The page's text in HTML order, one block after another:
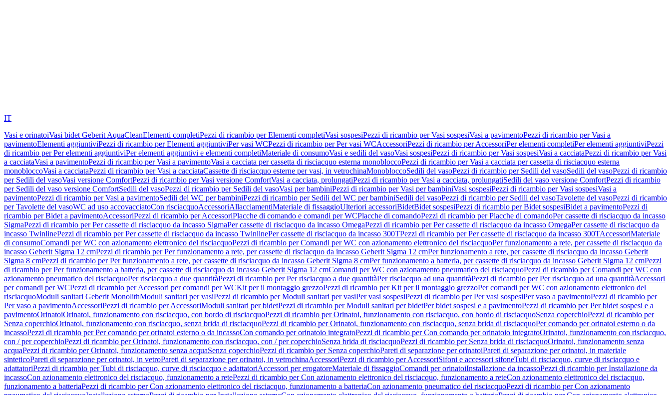
IT
Vasi e orinatoiVasi bidet Geberit AquaCleanElementi completiPezzi di ricambio per Elementi completiVasi sospesiPezzi di ricambio per Vasi sospesiVasi a pavimentoPezzi di ricambio per Vasi a
pavimentoElementi aggiuntiviPezzi di ricambio per Elementi aggiuntiviPer vasi WCPezzi di ricambio per Per vasi WCAccessoriPezzi di ricambio per AccessoriPer elementi completiPer elementi aggiuntiviPezzi
di ricambio per Per elementi aggiuntiviPer elementi aggiuntivi e elementi completiMateriale di consumoVasi e sedili del vasoVasi sospesiPezzi di ricambio per Vasi sospesiVasi a cacciataPezzi di ricambio per Vasi
a cacciataVasi a pavimentoPezzi di ricambio per Vasi a pavimentoVasi a cacciata per cassetta di risciacquo esterna monobloccoPezzi di ricambio per Vasi a cacciata per cassetta di risciacquo esterna
monobloccoVasi a cacciataPezzi di ricambio per Vasi a cacciataCassette di risciacquo esterne per vasi, in vetrochinaMonobloccoSedili del vasoPezzi di ricambio per Sedili del vasoSedili del vasoPezzi di ricambio
per Sedili del vasoVasi versione ComfortPezzi di ricambio per Vasi versione ComfortVasi a cacciata, prolungatiPezzi di ricambio per Vasi a cacciata, prolungatiSedili del vaso versione ComfortPezzi di ricambio
per Sedili del vaso versione ComfortSedili del vasoPezzi di ricambio per Sedili del vasoVasi per bambiniPezzi di ricambio per Vasi per bambiniVasi sospesiPezzi di ricambio per Vasi sospesiVasi a
pavimentoPezzi di ricambio per Vasi a pavimentoSedili del WC per bambiniPezzi di ricambio per Sedili del WC per bambiniSedili del vasoPezzi di ricambio per Sedili del vasoTavolette del vasoPezzi di ricambio
per Tavolette del vasoWC ad uso accovacciatoCon risciacquoAccessoriAllacciamentiMateriale di fissaggioUlteriori accessoriBidetBidet sospesiPezzi di ricambio per Bidet sospesiBidet a pavimentoPezzi di
ricambio per Bidet a pavimentoAccessoriPezzi di ricambio per AccessoriPlacche di comando e comandi per WCPlacche di comandoPezzi di ricambio per Placche di comandoPer cassette di risciacquo da incasso
SigmaPezzi di ricambio per Per cassette di risciacquo da incasso SigmaPer cassette di risciacquo da incasso OmegaPezzi di ricambio per Per cassette di risciacquo da incasso OmegaPer cassette di risciacquo da
incasso TwinlinePezzi di ricambio per Per cassette di risciacquo da incasso TwinlinePer cassette di risciacquo da incasso 300TPezzi di ricambio per Per cassette di risciacquo da incasso 300TAccessoriMateriale
di consumoComandi per WC con azionamento elettronico del risciacquoPezzi di ricambio per Comandi per WC con azionamento elettronico del risciacquoPer funzionamento a rete, per cassette di risciacquo da
incasso Geberit Sigma 12 cmPezzi di ricambio per Per funzionamento a rete, per cassette di risciacquo da incasso Geberit Sigma 12 cmPer funzionamento a rete, per cassette di risciacquo da incasso Geberit
Sigma 8 cmPezzi di ricambio per Per funzionamento a rete, per cassette di risciacquo da incasso Geberit Sigma 8 cmPer funzionamento a batteria, per cassette di risciacquo da incasso Geberit Sigma 12 cmPezzi
di ricambio per Per funzionamento a batteria, per cassette di risciacquo da incasso Geberit Sigma 12 cmComandi per WC con azionamento pneumatico del risciacquoPezzi di ricambio per Comandi per WC con
azionamento pneumatico del risciacquoPer risciacquo a due quantitàPezzi di ricambio per Per risciacquo a due quantitàPer risciacquo ad una quantitàPezzi di ricambio per Per risciacquo ad una quantitàAccessori
per comandi per WCPezzi di ricambio per Accessori per comandi per WCKit per il montaggio grezzoPezzi di ricambio per Kit per il montaggio grezzoPer comandi per WC con azionamento elettronico del
risciacquoModuli sanitari Geberit MonolithModuli sanitari per vasiPezzi di ricambio per Moduli sanitari per vasiPer vasi sospesiPezzi di ricambio per Per vasi sospesiPer vaso a pavimentoPezzi di ricambio per
Per vaso a pavimentoAccessoriPezzi di ricambio per AccessoriModuli sanitari per bidetPezzi di ricambio per Moduli sanitari per bidetPer bidet sospesi e a pavimentoPezzi di ricambio per Per bidet sospesi e a
pavimentoOrinatoiOrinatoi, funzionamento con risciacquo, con bordo di risciacquoPezzi di ricambio per Orinatoi, funzionamento con risciacquo, con bordo di risciacquoSenza coperchioPezzi di ricambio per
Senza coperchioOrinatoi, funzionamento con risciacquo, senza brida di risciacquoPezzi di ricambio per Orinatoi, funzionamento con risciacquo, senza brida di risciacquoPer comando per orinatoi esterno o da
incassoPezzi di ricambio per Per comando per orinatoi esterno o da incassoCon comando per orinatoio integratoPezzi di ricambio per Con comando per orinatoio integratoOrinatoi, funzionamento con risciacquo,
con / per coperchioPezzi di ricambio per Orinatoi, funzionamento con risciacquo, con / per coperchioSenza brida di risciacquoPezzi di ricambio per Senza brida di risciacquoOrinatoi, funzionamento senza
acquaPezzi di ricambio per Orinatoi, funzionamento senza acquaSenza coperchioPezzi di ricambio per Senza coperchioPareti di separazione per orinatoiPareti di separazione per orinatoi, in materiale
sinteticoPareti di separazione per orinatoi, in vetroPareti di separazione per orinatoi, in vetrochinaAccessoriPezzi di ricambio per AccessoriSifoni e accessori sifoneTubi di risciacquo, curve di risciacquo e
adattatoriPezzi di ricambio per Tubi di risciacquo, curve di risciacquo e adattatoriAccessori per erogatoreMateriale di fissaggioComandi per orinatoiInstallazione da incassoPezzi di ricambio per Installazione da
incassoCon azionamento elettronico del risciacquo, funzionamento a retePezzi di ricambio per Con azionamento elettronico del risciacquo, funzionamento a reteCon azionamento elettronico del risciacquo,
funzionamento a batteriaPezzi di ricambio per Con azionamento elettronico del risciacquo, funzionamento a batteriaCon azionamento pneumatico del risciacquoPezzi di ricambio per Con azionamento